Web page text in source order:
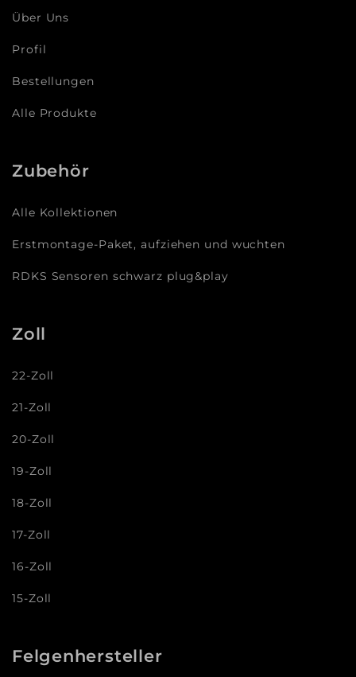
Über Uns
Profil
Bestellungen
Alle Produkte
Zubehör
Alle Kollektionen
Erstmontage-Paket, aufziehen und wuchten
RDKS Sensoren schwarz plug&play
Zoll
22-Zoll
21-Zoll
20-Zoll
19-Zoll
18-Zoll
17-Zoll
16-Zoll
15-Zoll
Felgenhersteller